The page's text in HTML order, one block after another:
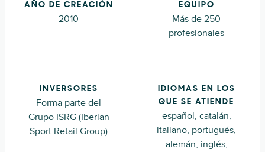
AÑO DE CREACIÓN
2010
EQUIPO
Más de 250
profesionales
INVERSORES
Forma parte del
Grupo ISRG (Iberian
Sport Retail Group)
IDIOMAS EN LOS
QUE SE ATIENDE
español, catalán,
italiano, portugués,
alemán, inglés,